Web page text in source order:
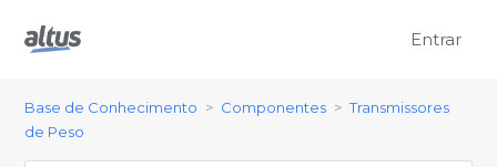
Entrar
Base de Conhecimento Componentes
Transmissores
de Peso